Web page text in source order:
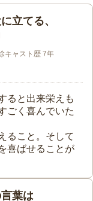
立てる、
キャスト歴 7年
ると出来栄えも
ごく喜んでいた
ること。そして
喜ばせることが
葉は